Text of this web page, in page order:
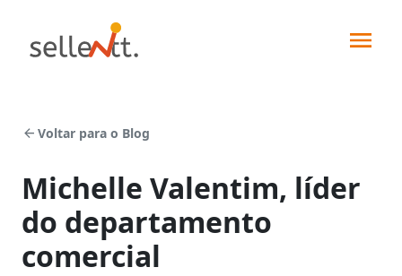
Soluções
arrow_back Voltar para o Blog
Michelle Valentim, líder
do departamento
comercial